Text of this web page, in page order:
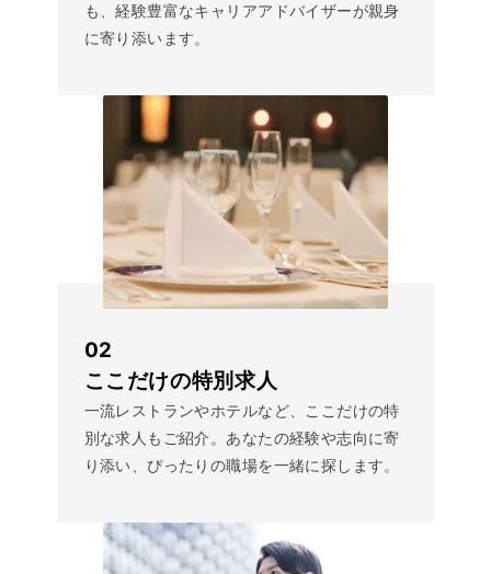
も、経験豊富なキャリアアドバイザーが親身
に寄り添います。
02
ここだけの特別求人
一流レストランやホテルなど、ここだけの特
別な求人もご紹介。あなたの経験や志向に寄
り添い、ぴったりの職場を一緒に探します。